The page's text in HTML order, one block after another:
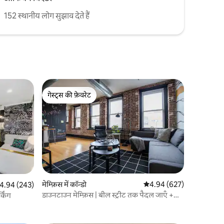
152 स्थानीय लोग सुझाव देते हैं
रेटिंग 5 में से 4.94, 243 समीक्षाएँ
4.94 (243)
गेस्ट्स की फ़ेवरेट
गेस्ट्स की फ़ेवरेट
मेम्फ़िस में कॉन्डो औसत रेटिंग 5 में से 4.94,
4.94 (627)
डाउनटाउन मेम्फ़िस | बील स्ट्रीट तक पैदल जाएँ +